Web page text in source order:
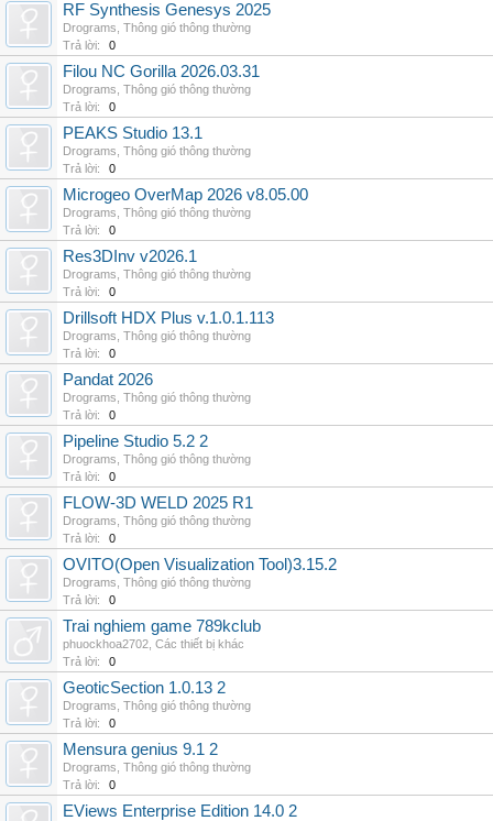
RF Synthesis Genesys 2025
Drograms Thông gió thông thường
Trả lời:
0
Filou NC Gorilla 2026.03.31
Drograms Thông gió thông thường
Trả lời:
0
PEAKS Studio 13.1
Drograms Thông gió thông thường
Trả lời:
0
Microgeo OverMap 2026 v8.05.00
Drograms Thông gió thông thường
Trả lời:
0
Res3DInv v2026.1
Drograms Thông gió thông thường
Trả lời:
0
Drillsoft HDX Plus v.1.0.1.113
Drograms Thông gió thông thường
Trả lời:
0
Pandat 2026
Drograms Thông gió thông thường
Trả lời:
0
Pipeline Studio 5.2 2
Drograms Thông gió thông thường
Trả lời:
0
FLOW-3D WELD 2025 R1
Drograms Thông gió thông thường
Trả lời:
0
OVITO(Open Visualization Tool)3.15.2
Drograms Thông gió thông thường
Trả lời:
0
Trai nghiem game 789kclub
phuockhoa2702 Các thiết bị khác
Trả lời:
0
GeoticSection 1.0.13 2
Drograms Thông gió thông thường
Trả lời:
0
Mensura genius 9.1 2
Drograms Thông gió thông thường
Trả lời:
0
EViews Enterprise Edition 14.0 2